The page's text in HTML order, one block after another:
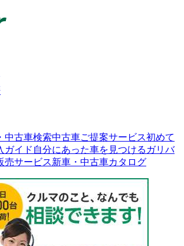
中古車検索中古車ご提案サービス初めて
ガイド 自分にあった車を見つける ガリバ
売サービス新車・中古車カタログ